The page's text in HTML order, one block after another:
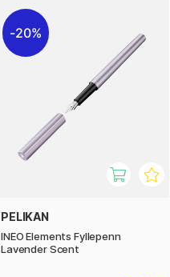
20%
PELIKAN
INEO Elements Fyllepenn
Lavender Scent